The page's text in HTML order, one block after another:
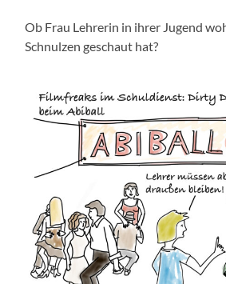
Ob Frau Lehrerin in ihrer Jugend
Schnulzen geschaut hat?